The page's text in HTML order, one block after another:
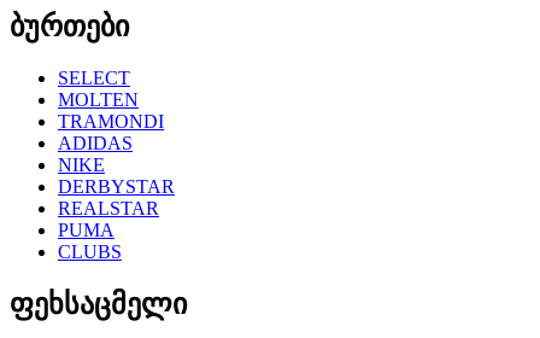
ბურთები
SELECT
MOLTEN
TRAMONDI
ADIDAS
NIKE
DERBYSTAR
REALSTAR
PUMA
CLUBS
ფეხსაცმელი